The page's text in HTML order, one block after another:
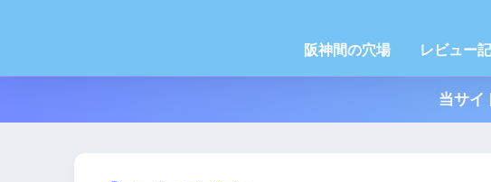
阪神間の穴場 レビュー
当サイ